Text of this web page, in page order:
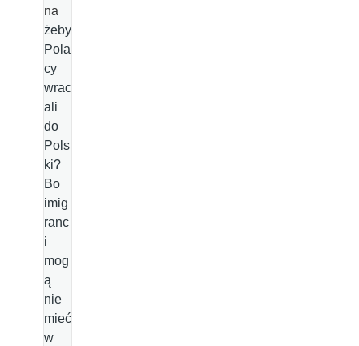
na
żeby
Pola
cy
wrac
ali
do
Pols
ki?
Bo
imig
ranc
i
mog
ą
nie
mieć
w